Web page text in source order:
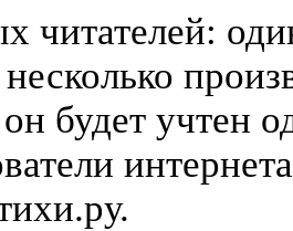
читателей:
будет учтен